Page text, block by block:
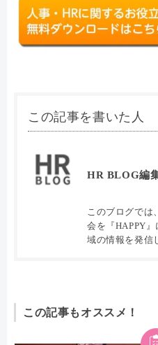
この記事を書いた人
HR BLOG編
このブログでは
会を『HAPPY
域の情報を発信
この記事もオススメ！